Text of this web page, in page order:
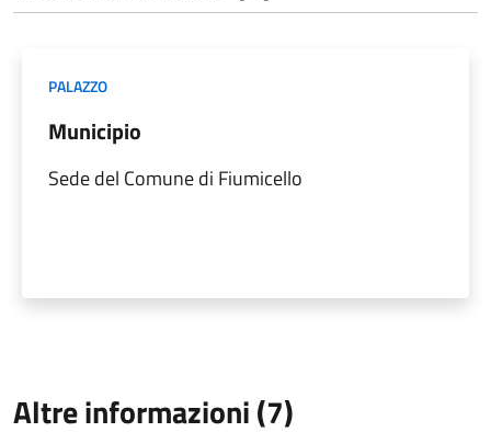
PALAZZO
Municipio
Sede del Comune di Fiumicello
Altre informazioni (7)